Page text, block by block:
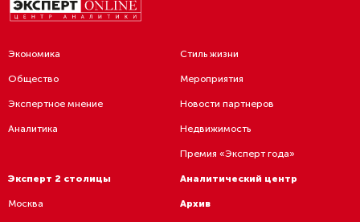
Экономика
Общество
Экспертное мнение
Аналитика
Стиль жизни
Мероприятия
Новости партнеров
Недвижимость
Премия «Эксперт года»
Эксперт 2 столицы
Москва
Аналитический центр
Архив